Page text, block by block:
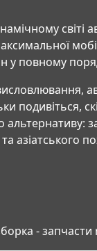
світі
у повному
подивіться,
азіатського
-